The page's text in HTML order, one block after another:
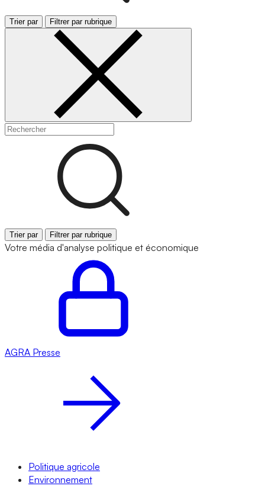
Trier par Filtrer par rubrique
Trier par Filtrer par rubrique
Votre média d'analyse politique et économique
AGRA Presse
Politique agricole
Environnement